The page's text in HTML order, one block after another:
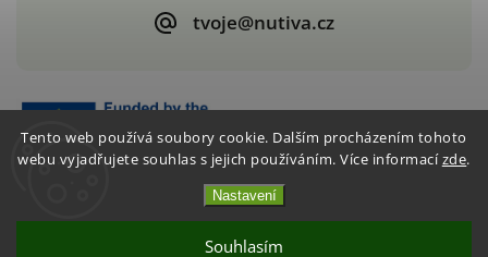
Tento web používá soubory cookie. Dalším procházením tohoto
webu vyjadřujete souhlas s jejich používáním. Více informacízde.
Nastavení
Souhlasím
tvoje@nutiva.cz
nutiva.cz
Shoptet | Design